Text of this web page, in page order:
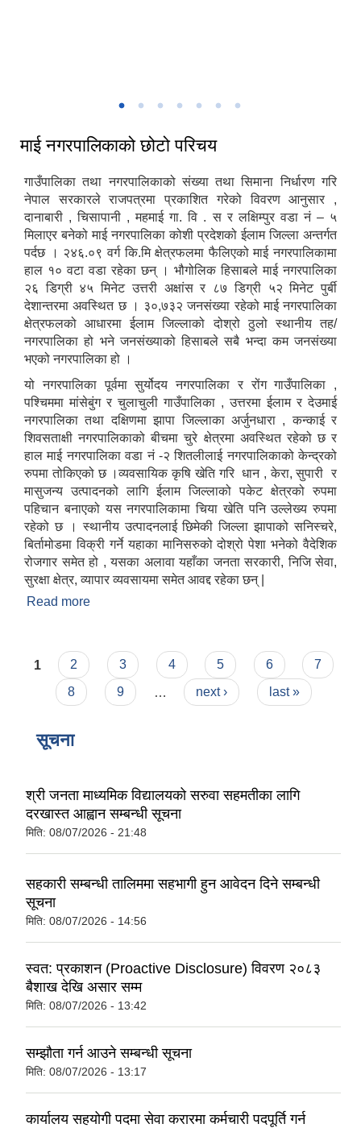
माई नगरपालिकाको छोटो परिचय
गाउँपालिका तथा नगरपालिकाको संख्या तथा सिमाना निर्धारण गरि
नेपाल सरकारले राजपत्रमा प्रकाशित गरेको विवरण आनुसार ,
दानाबारी , चिसापानी , महमाई गा. वि . स र लक्षिम्पुर वडा नं – ५
मिलाएर बनेको माई नगरपालिका कोशी प्रदेशको ईलाम जिल्ला अन्तर्गत
पर्दछ । २४६.०९ वर्ग कि.मि क्षेत्रफलमा फैलिएको माई नगरपालिकामा
हाल १० वटा वडा रहेका छन् । भौगोलिक हिसाबले माई नगरपालिका
२६ डिग्री ४५ मिनेट उत्तरी अक्षांस र ८७ डिग्री ५२ मिनेट पुर्बी
देशान्तरमा अवस्थित छ । ३०,७३२ जनसंख्या रहेको माई नगरपालिका
क्षेत्रफलको आधारमा ईलाम जिल्लाको दोश्रो ठुलो स्थानीय तह/
नगरपालिका हो भने जनसंख्याको हिसाबले सबै भन्दा कम जनसंख्या
भएको नगरपालिका हो ।
यो नगरपालिका पूर्वमा सुर्योदय नगरपालिका र रोंग गाउँपालिका ,
पश्चिममा मांसेबुंग र चुलाचुली गाउँपालिका , उत्तरमा ईलाम र देउमाई
नगरपालिका तथा दक्षिणमा झापा जिल्लाका अर्जुनधारा , कन्काई र
शिवसताक्षी नगरपालिकाको बीचमा चुरे क्षेत्रमा अवस्थित रहेको छ र
हाल माई नगरपालिका वडा नं -२ शितलीलाई नगरपालिकाको केन्द्रको
रुपमा तोकिएको छ ।व्यवसायिक कृषि खेति गरि धान , केरा, सुपारी र
मासुजन्य उत्पादनको लागि ईलाम जिल्लाको पकेट क्षेत्रको रुपमा
पहिचान बनाएको यस नगरपालिकामा चिया खेति पनि उल्लेख्य रुपमा
रहेको छ । स्थानीय उत्पादनलाई छिमेकी जिल्ला झापाको सनिस्चरे,
बिर्तामोडमा विक्री गर्ने यहाका मानिसरुको दोश्रो पेशा भनेको वैदेशिक
रोजगार समेत हो , यसका अलावा यहाँका जनता सरकारी, निजि सेवा,
सुरक्षा क्षेत्र, व्यापार व्यवसायमा समेत आवद्द रहेका छन् |
Read more
Pages
1 2 3 4 5 6
7
8
9 next › last »
सूचना
श्री जनता माध्यमिक विद्यालयको सरुवा सहमतीका लागि
दरखास्त आह्वान सम्बन्धी सूचना
मिति: 08/07/2026 - 21:48
सहकारी सम्बन्धी तालिममा सहभागी हुन आवेदन दिने सम्बन्धी
सूचना
मिति: 08/07/2026 - 14:56
स्वत: प्रकाशन (Proactive Disclosure) विवरण २०८३
बैशाख देखि असार सम्म
मिति: 08/07/2026 - 13:42
सम्झौता गर्न आउने सम्बन्धी सूचना
मिति: 08/07/2026 - 13:17
कार्यालय सहयोगी पदमा सेवा करारमा कर्मचारी पदपूर्ति गर्न